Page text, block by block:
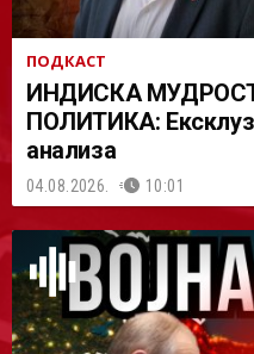
ПОДКАСТ
ИНДИСКА
ПОЛИТИКА:
анализа
04.08.2026. 10:01